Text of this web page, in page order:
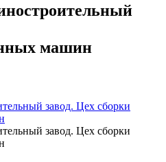
машин